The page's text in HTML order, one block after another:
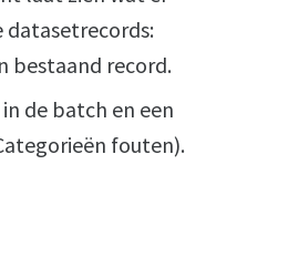
bestaand record.
de batch en een
fouten).